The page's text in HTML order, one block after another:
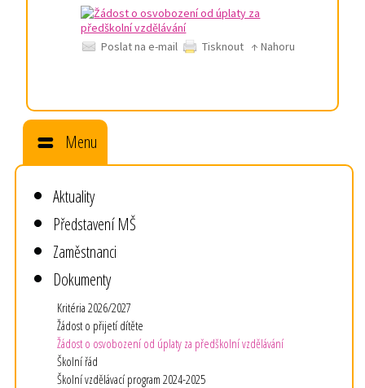
Poslat na e-mail Tisknout ↑ Nahoru
Menu
Aktuality
Představení MŠ
Zaměstnanci
Dokumenty
Kritéria 2026/2027
Žádost o přijetí dítěte
Žádost o osvobození od úplaty za předškolní vzdělávání
Školní řád
Školní vzdělávací program 2024-2025